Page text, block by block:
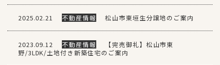
2025.02.21 不動産情報 松山市東垣生分譲地のご案内
2023.09.12 不動産情報
【完売御礼】松山市東
野/3LDK/土地付き新築住宅のご案内